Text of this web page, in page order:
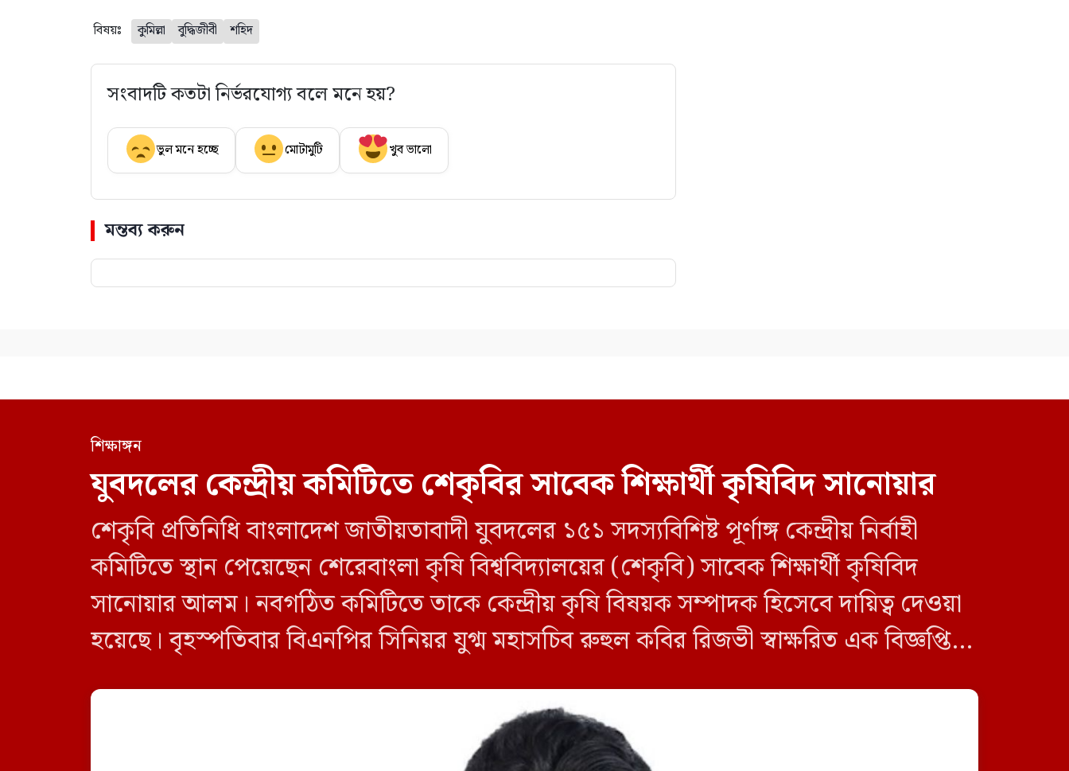
বিষয়ঃ কুমিল্লা বুদ্ধিজীবী শহিদ
সংবাদটি কতটা নির্ভরযোগ্য বলে মনে হয়?
ভুল মনে হচ্ছে মোটামুটি খুব ভালো
মন্তব্য করুন
সিলেটে দুই বাসের মুখোমুখি
সংঘর্ষে নিহত ৮
শিক্ষাঙ্গন
যুবদলের কেন্দ্রীয় কমিটিতে শেকৃবির সাবেক শিক্ষার্থী কৃষিবিদ সানোয়ার
শেকৃবি প্রতিনিধি বাংলাদেশ জাতীয়তাবাদী যুবদলের ১৫১ সদস্যবিশিষ্ট পূর্ণাঙ্গ কেন্দ্রীয় নির্বাহী
কমিটিতে স্থান পেয়েছেন শেরেবাংলা কৃষি বিশ্ববিদ্যালয়ের (শেকৃবি) সাবেক শিক্ষার্থী কৃষিবিদ
সানোয়ার আলম। নবগঠিত কমিটিতে তাকে কেন্দ্রীয় কৃষি বিষয়ক সম্পাদক হিসেবে দায়িত্ব দেওয়া
হয়েছে। বৃহস্পতিবার বিএনপির সিনিয়র যুগ্ম মহাসচিব রুহুল কবির রিজভী স্বাক্ষরিত এক বিজ্ঞপ্তিতে